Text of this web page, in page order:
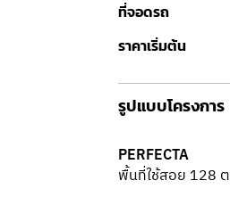
ที่จอดรถ
ราคาเริ่มต้น
รูปแบบโครงการ
PERFECTA
พื้นที่ใช้สอย 128